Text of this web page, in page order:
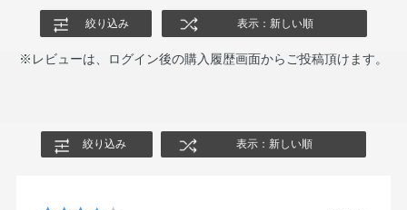
絞り込み 表示：新しい順
※レビューは、ログイン後の購入履歴画面からご投稿頂けます。
絞り込み 表示：新しい順